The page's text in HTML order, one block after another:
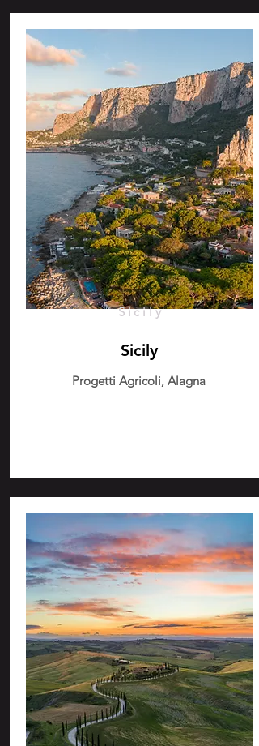
Sicily
Sicily
Progetti Agricoli, Alagna